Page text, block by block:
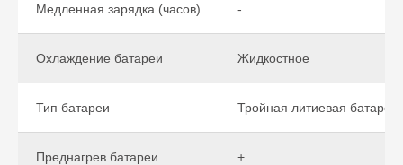
Медленная зарядка (часов) -
Охлаждение батареи Жидкостное
Тип батареи Тройная литиевая батарея
Преднагрев батареи +